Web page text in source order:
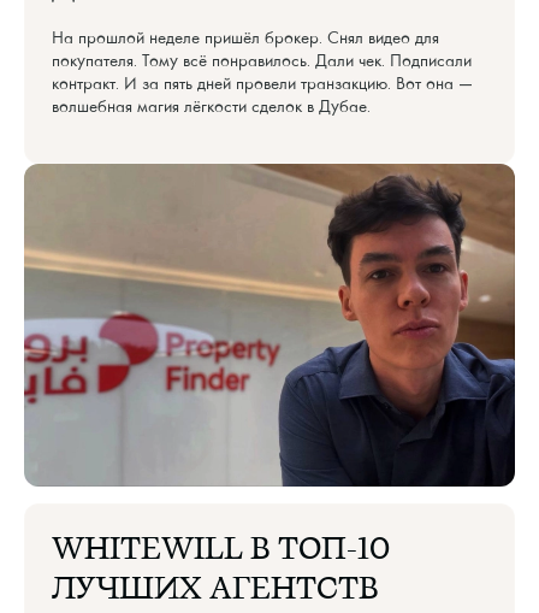
На прошлой неделе пришёл брокер. Снял видео для
покупателя. Тому всё понравилось. Дали чек. Подписали
контракт. И за пять дней провели транзакцию. Вот она —
волшебная магия лёгкости сделок в Дубае.
WHITEWILL В ТОП-10
ЛУЧШИХ АГЕНТСТВ